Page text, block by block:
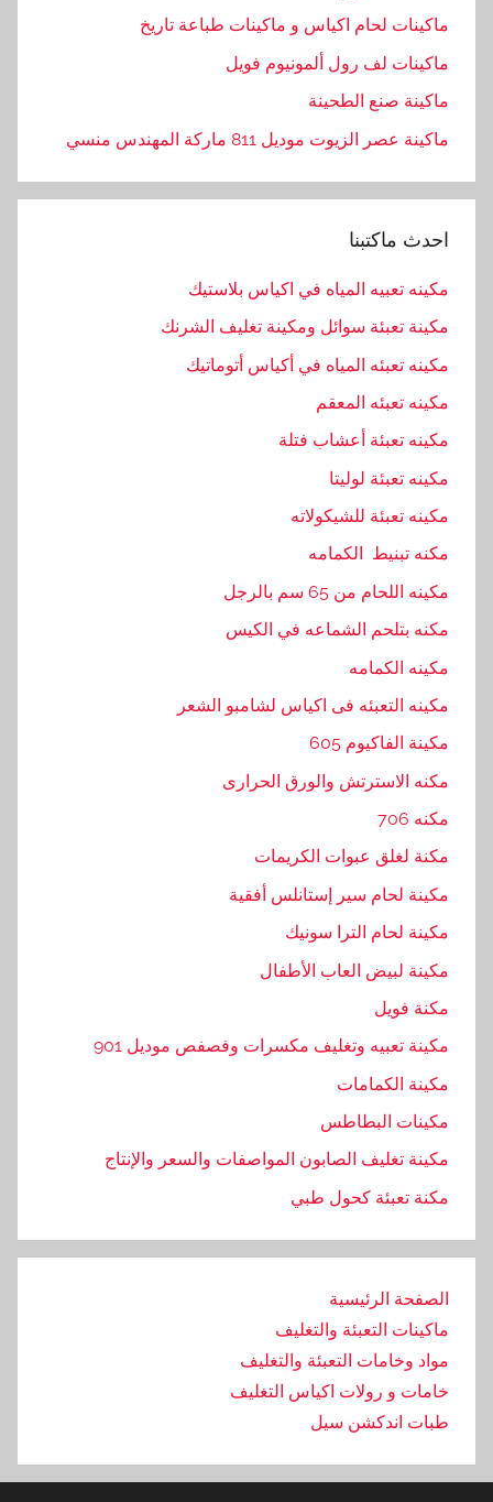
ماكينات لحام اكياس و ماكينات طباعة تاريخ
ماكينات لف رول ألمونيوم فويل
ماكينة صنع الطحينة
ماكينة عصر الزيوت موديل 811 ماركة المهندس منسي
احدث ماكتبنا
مكينه تعبيه المياه في اكياس بلاستيك
مكينة تعبئة سوائل ومكينة تغليف الشرنك
مكينه تعبئه المياه في أكياس أتوماتيك
مكينه تعبئه المعقم
مكينه تعبئة أعشاب فتلة
مكينه تعبئة لوليتا
مكينه تعبئة للشيكولاته
مكنه تبنيط الكمامه
مكينه اللحام من 65 سم بالرجل
مكنه بتلحم الشماعه في الكيس
مكينه الكمامه
مكينه التعبئه فى اكياس لشامبو الشعر
مكينة الفاكيوم 605
مكنه الاسترتش والورق الحرارى
مكنه 706
مكنة لغلق عبوات الكريمات
مكينة لحام سير إستانلس أفقية
مكينة لحام الترا سونيك
مكينة لبيض العاب الأطفال
مكنة فويل
مكينة تعبيه وتغليف مكسرات وفصفص موديل 901
مكينة الكمامات
مكينات البطاطس
مكينة تغليف الصابون المواصفات والسعر والإنتاج
مكنة تعبئة كحول طبي
الصفحة الرئيسية
ماكينات التعبئة والتغليف
مواد وخامات التعبئة والتغليف
خامات و رولات اكياس التغليف
طبات اندكشن سيل